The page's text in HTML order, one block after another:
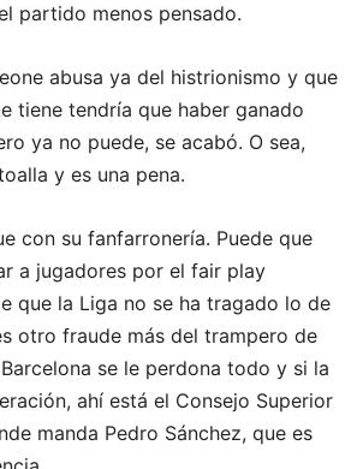
partido menos pensado.
abusa ya del histrionismo y que
tiene tendría que haber ganado
ya no puede, se acabó. O sea,
y es una pena.
con su fanfarronería. Puede que
a jugadores por el fair play
que la Liga no se ha tragado lo de
otro fraude más del trampero de
se le perdona todo y si la
ahí está el Consejo Superior
manda Pedro Sánchez, que es